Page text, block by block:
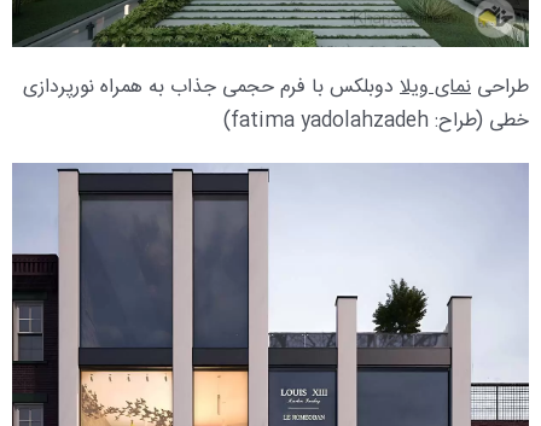
طراحی نمای ویلا دوبلکس با فرم حجمی جذاب به همراه نورپردازی
خطی (طراح: fatima yadolahzadeh)